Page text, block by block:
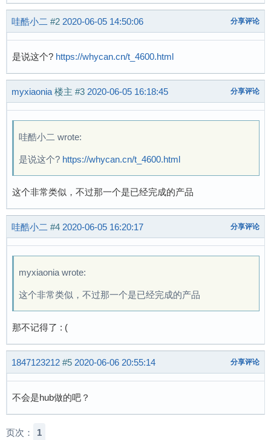
哇酷小二 #2 2020-06-05 14:50:06 分享评论
是说这个? https://whycan.cn/t_4600.html
myxiaonia 楼主 #3 2020-06-05 16:18:45 分享评论
哇酷小二 wrote:
是说这个? https://whycan.cn/t_4600.html
这个非常类似，不过那一个是已经完成的产品
哇酷小二 #4 2020-06-05 16:20:17 分享评论
myxiaonia wrote:
这个非常类似，不过那一个是已经完成的产品
那不记得了 : (
1847123212 #5 2020-06-06 20:55:14 分享评论
不会是hub做的吧？
页次： 1